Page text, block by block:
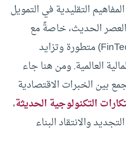
التقليدية في التمويل
الحديث، خاصةً مع
ظهور تقنيات مالية (FinTech) متطورة وتزايد
العالمية. ومن هنا جاء
بين الخبرات الاقتصادية
التكنولوجية الحديثة،
والانتقاد البناء